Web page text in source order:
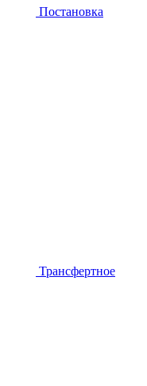
Постановка
Трансфертное